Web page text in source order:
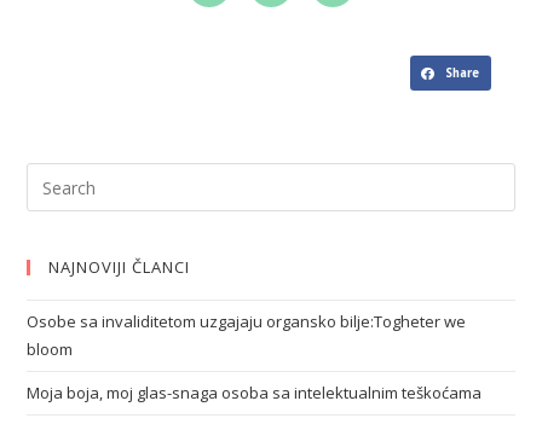
Share
NAJNOVIJI ČLANCI
Osobe sa invaliditetom uzgajaju organsko bilje:Togheter we
bloom
Moja boja, moj glas-snaga osoba sa intelektualnim teškoćama